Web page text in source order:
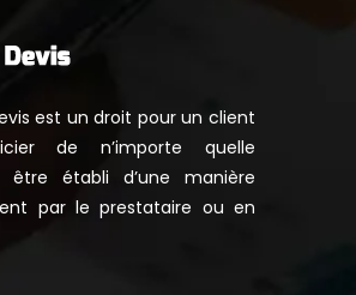
est un droit pour un client
de n’importe quelle
établi d’une manière
par le prestataire ou en